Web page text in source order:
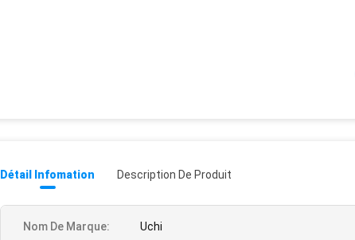
Détail Infomation Description De Produit
Nom De Marque: Uchi